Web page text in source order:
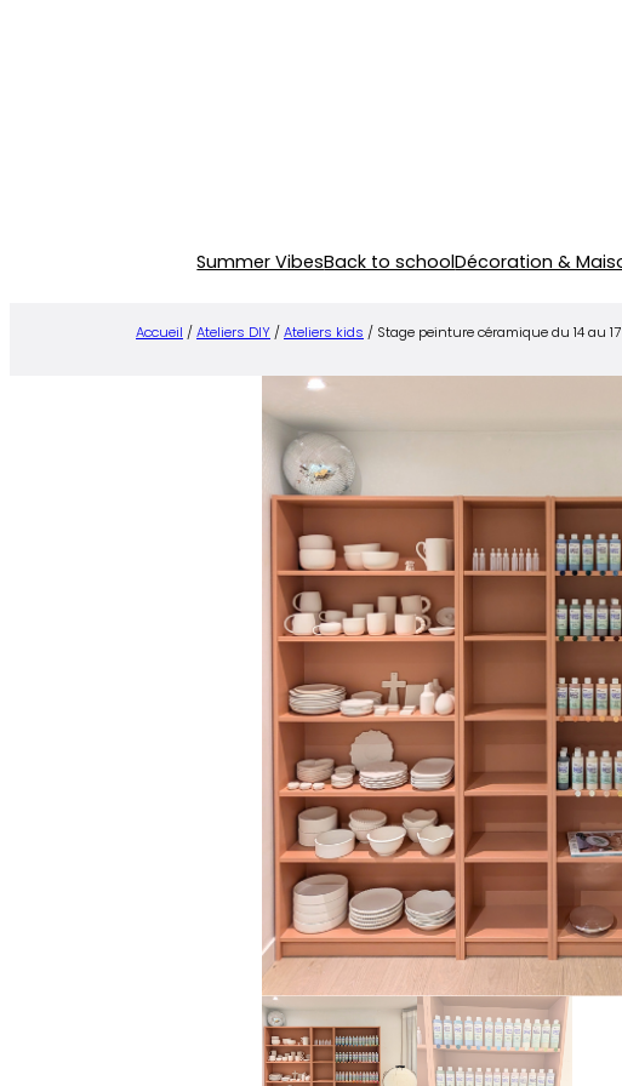
Summer VibesBack to schoolDécoration &
Accueil /Ateliers DIY /Ateliers kids / Stage peinture céramique du 14 au